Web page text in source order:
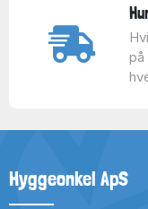
på
Hyggeonkel ApS